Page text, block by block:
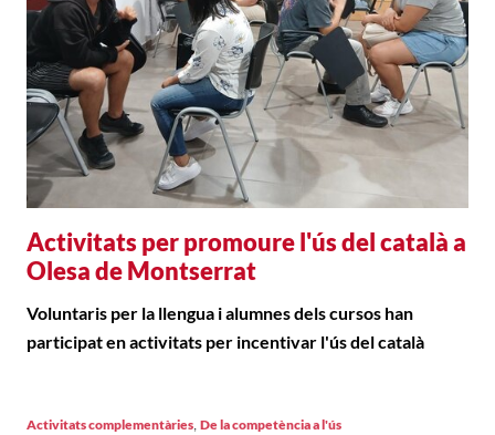
Activitats per promoure l'ús del català a
Olesa de Montserrat
Voluntaris per la llengua i alumnes dels cursos han
participat en activitats per incentivar l'ús del català
Activitats complementàries, De la competència a l'ús